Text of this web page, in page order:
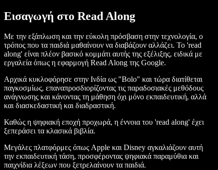
Εισαγωγή στο Read Along
Με την εξάπλωση και την εύκολη πρόσβαση στην τεχνολογία, ο
τρόπος που τα παιδιά μαθαίνουν να διαβάζουν αλλάζει. Το 'read
along' είναι πλέον βασικό κομμάτι αυτής της εξέλιξης, ειδικά με
εργαλεία όπως η εφαρμογή Read Along της Google.
Αρχικά κυκλοφόρησε στην Ινδία ως "Bolo" και τώρα διατίθεται
παγκοσμίως, επαναπροσδιορίζοντας τις παραδοσιακές μεθόδους
ανάγνωσης και κάνοντας τη μάθηση όχι μόνο εκπαιδευτική, αλλά
και διασκεδαστική και διαδραστική.
Καθώς η ψηφιακή εποχή προχωρά, η έννοια του 'read along' έχει
ξεπεράσει τα κλασικά βιβλία.
Μεγάλες πλατφόρμες όπως Apple και Disney αγκαλιάζουν αυτή
την εκπαιδευτική τάση, προσφέροντας ψηφιακά παραμύθια και
παιχνίδια λέξεων που ξετρελαίνουν τα παιδιά.